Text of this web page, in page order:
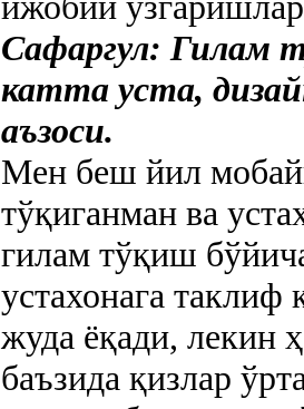
Сафаргул: Гилам
катта уста,
аъзоси.
Мен беш йил
тўқиганман ва
гилам тўқиш
устахонага
жуда ёқади, лекин
баъзида қизлар